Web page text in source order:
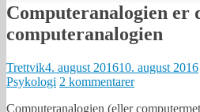
Computeranalogien er
computeranalogien
Trettvik4. august 201610. august 2016
Psykologi 2 kommentarer
Computeranalogien (eller